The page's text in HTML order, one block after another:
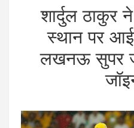
शार्दुल ठाकुर
स्थान पर
लखनऊ सुपर